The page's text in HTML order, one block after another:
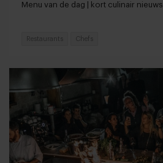
Menu van de dag | kort culinair nieuws
Restaurants Chefs